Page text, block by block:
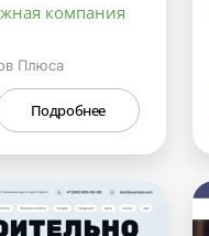
компания
Плюса
Подробнее